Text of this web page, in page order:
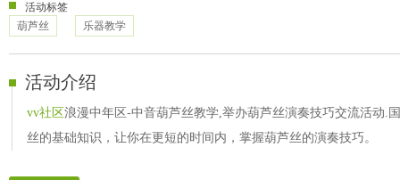
活动标签
葫芦丝
乐器教学
活动介绍
vv社区浪漫中年区-中音葫芦丝教学,举办葫芦丝演奏技巧交流活动.
丝的基础知识，让你在更短的时间内，掌握葫芦丝的演奏技巧。